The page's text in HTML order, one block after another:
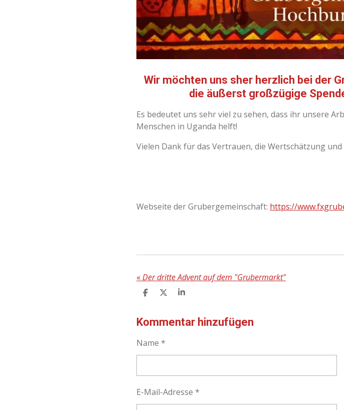
Wir möchten uns sher herzlich bei der
die äußerst großzügige
Es bedeutet uns sehr viel zu sehen, dass ihr unsere
Menschen in Uganda helft!
Vielen Dank für das Vertrauen, die Wertschätzung
Webseite der Grubergemeinschaft: https://
«Der dritte Advent auf dem "Grubermarkt"
T
L
E
T
L
E
T
L
E
Kommentar hinzufügen
Name *
E-Mail-Adresse *